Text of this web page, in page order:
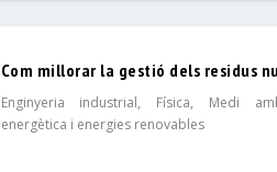
Com millorar la gestió dels residus
Enginyeria industrial, Física, Medi
energètica i energies renovables